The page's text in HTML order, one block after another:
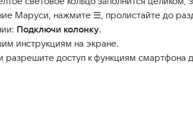
Маруси, нажмите ☰, пролистайте до
Подключи колонку.
инструкциям на экране.
доступ к функциям смартфона